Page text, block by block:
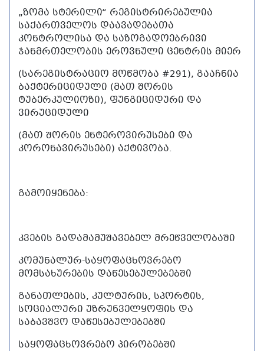
„ზომა სტერილი“ რეგისტრირებულია
საქართველოს დაავადებათა
კონტროლისა და საზოგადოებრივი
ჯანმრთელობის ეროვნული ცენტრის მიერ
(სარეგისტრაციო მოწმობა #291), გააჩნია
ბაქტერიციდული (მათ შორის
ტუბერკულიოზი), ფუნგიციდური და
ვირუციდული
(მათ შორის ენტეროვირუსები და
კორონავირუსები) აქტივობა.
გამოიყენება:
კვების გადამამუშავებელ მრეწველობაში
კომუნალურ-საყოფაცხოვრებო
მომსახურების დაწესებულებებში
განათლების, კულტურის, სპორტის,
სოციალური უზრუნველყოფის და
საბავშვო დაწესებულებებში
საყოფაცხოვრებო პირობებში